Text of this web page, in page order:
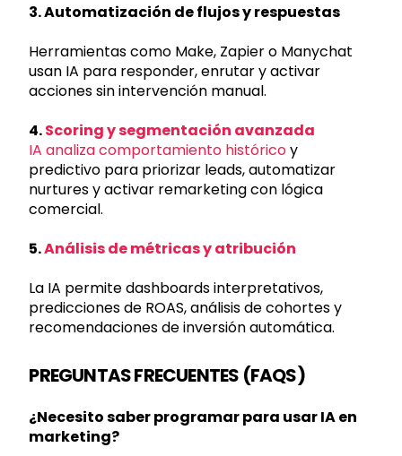
3. Automatización de flujos y respuestas
Herramientas como Make, Zapier o Manychat
usan IA para responder, enrutar y activar
acciones sin intervención manual.
4.Scoring y segmentación avanzada
IA analiza comportamiento históricoy
predictivo para priorizar leads, automatizar
nurtures y activar remarketing con lógica
comercial.
5.Análisis de métricas y atribución
La IA permite dashboards interpretativos,
predicciones de ROAS, análisis de cohortes y
recomendaciones de inversión automática.
PREGUNTAS FRECUENTES (FAQS)
¿Necesito saber programar para usar IA en
marketing?